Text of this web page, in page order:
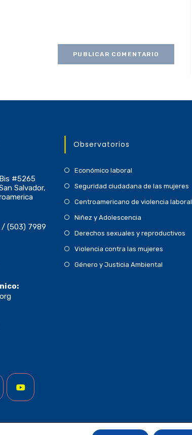
#5265
Salvador,
(503) 7989
Observatorios
Económico laboral
Seguridad ciudadana de las mujeres
Centroamericano de violencia laboral
Niñez y Adolescencia
Derechos sexuales y reproductivos
Violencia contra las mujeres
Género y Justicia Ambiental